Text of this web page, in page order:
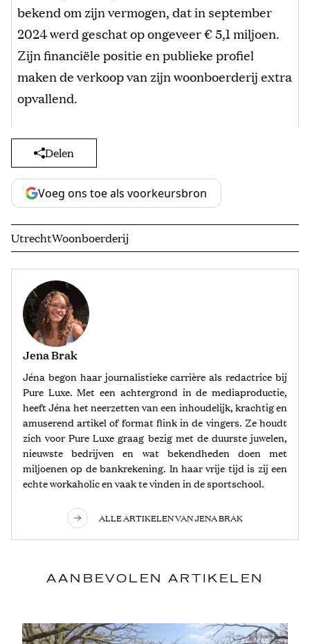
bekend om zijn vermogen, dat in september
2024 werd geschat op ongeveer € 5,1 miljoen.
Zijn financiële positie en publieke profiel
maken de verkoop van zijn woonboerderij extra
opvallend.
Delen
Voeg ons toe als voorkeursbron
UtrechtWoonboerderij
Jena Brak
Jéna begon haar journalistieke carrière als redactrice bij
Pure Luxe. Met een achtergrond in de mediaproductie,
heeft Jéna het neerzetten van een inhoudelijk, krachtig en
amuserend artikel of format flink in de vingers. Ze houdt
zich voor Pure Luxe graag bezig met de duurste juwelen,
nieuwste bedrijven en wat bekendheden doen met
miljoenen op de bankrekening. In haar vrije tijd is zij een
echte workaholic en vaak te vinden in de sportschool.
ALLE ARTIKELEN VAN JENA BRAK
AANBEVOLEN ARTIKELEN